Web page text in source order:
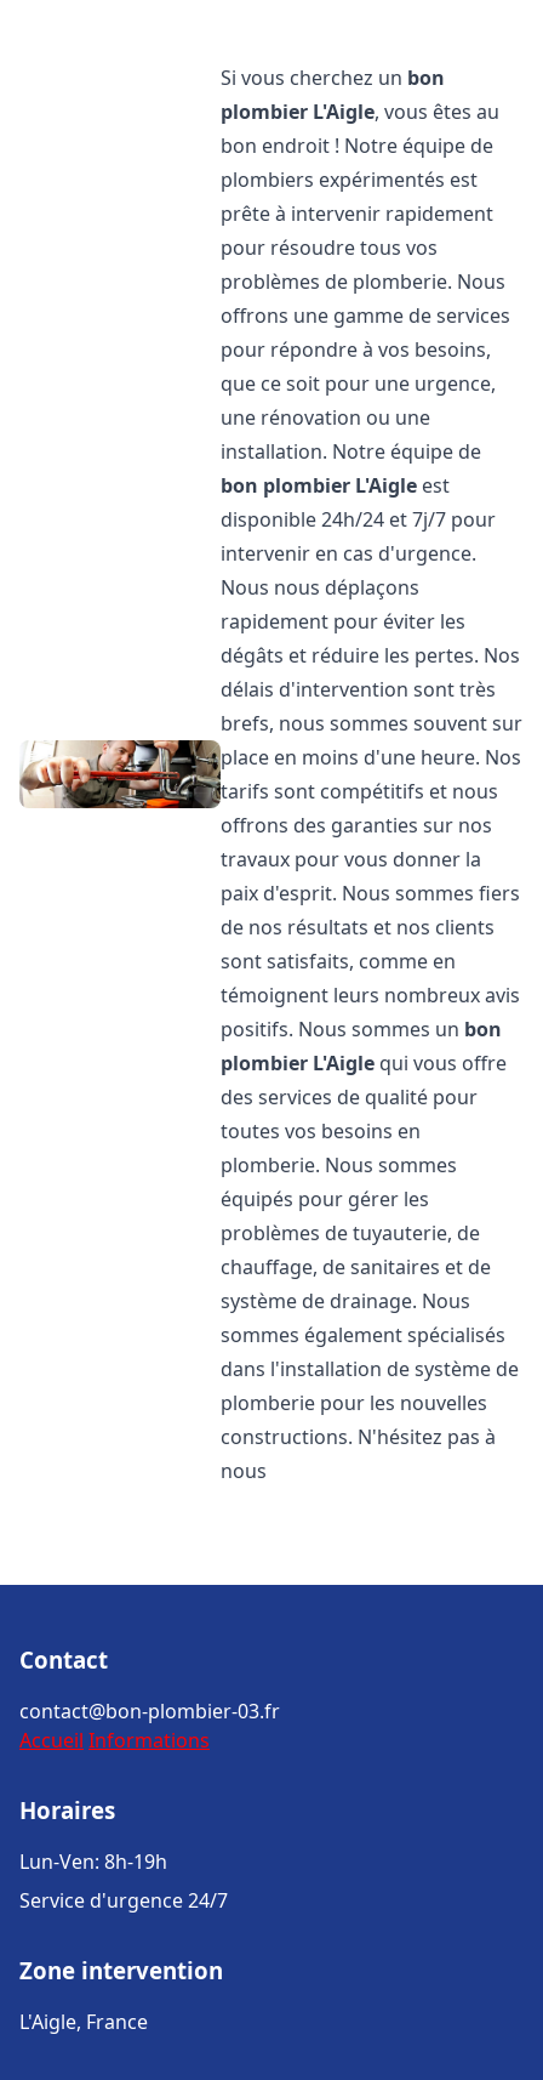
Si vous cherchez un bon
plombier L'Aigle, vous êtes au
bon endroit ! Notre équipe de
plombiers expérimentés est
prête à intervenir rapidement
pour résoudre tous vos
problèmes de plomberie. Nous
offrons une gamme de services
pour répondre à vos besoins,
que ce soit pour une urgence,
une rénovation ou une
installation. Notre équipe de
bon plombier L'Aigle est
disponible 24h/24 et 7j/7 pour
intervenir en cas d'urgence.
Nous nous déplaçons
rapidement pour éviter les
dégâts et réduire les pertes. Nos
délais d'intervention sont très
brefs, nous sommes souvent sur
place en moins d'une heure. Nos
tarifs sont compétitifs et nous
offrons des garanties sur nos
travaux pour vous donner la
paix d'esprit. Nous sommes fiers
de nos résultats et nos clients
sont satisfaits, comme en
témoignent leurs nombreux avis
positifs. Nous sommes un bon
plombier L'Aigle qui vous offre
des services de qualité pour
toutes vos besoins en
plomberie. Nous sommes
équipés pour gérer les
problèmes de tuyauterie, de
chauffage, de sanitaires et de
système de drainage. Nous
sommes également spécialisés
dans l'installation de système de
plomberie pour les nouvelles
constructions. N'hésitez pas à
nous
Contact
contact@bon-plombier-03.fr
Accueil Informations
Horaires
Lun-Ven: 8h-19h
Service d'urgence 24/7
Zone intervention
L'Aigle, France